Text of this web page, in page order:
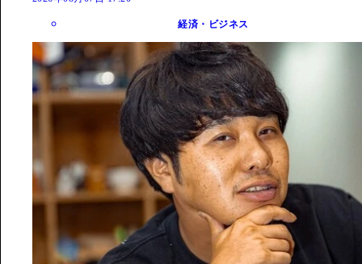
経済・ビジネス